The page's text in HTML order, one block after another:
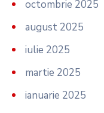
octombrie 2025
august 2025
iulie 2025
martie 2025
ianuarie 2025